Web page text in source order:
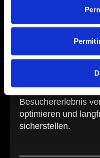
Unsere
die
Transformation zu
innovative
Besuchererlebnis
optimieren und
sicherstellen.